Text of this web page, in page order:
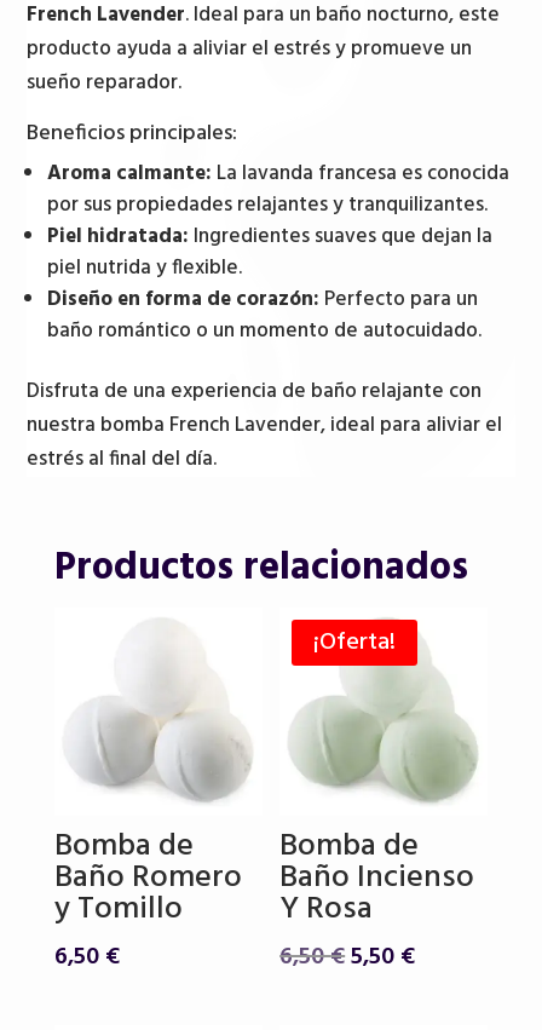
French Lavender. Ideal para un baño nocturno, este
producto ayuda a aliviar el estrés y promueve un
sueño reparador.
Beneficios principales:
Aroma calmante: La lavanda francesa es conocida
por sus propiedades relajantes y tranquilizantes.
Piel hidratada: Ingredientes suaves que dejan la
piel nutrida y flexible.
Diseño en forma de corazón: Perfecto para un
baño romántico o un momento de autocuidado.
Disfruta de una experiencia de baño relajante con
nuestra bomba French Lavender, ideal para aliviar el
estrés al final del día.
Productos relacionados
Bomba de
Baño Romero
y Tomillo
6,50€
¡Oferta!
Bomba de
Baño Incienso
Y Rosa
6,50€El
5,50€El